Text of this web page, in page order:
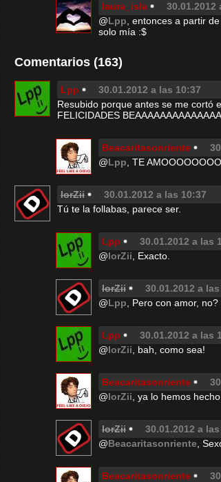
laura_isla 30.01.2012
@Lpp , entonces a partir
solo mía :$
Comentarios (163)
Lpp 30.01.2012 a las 10:37
Resubido porque antes se me cortó
FELICIDADES
Beacaritasonriente
@Lpp , TE
lorZii 30.01.2012 a las 10:37
Tú te la follabas, parece ser.
Lpp 30.01.2012 a las
@lorZii , Exacto.
lorZii 30.01.2012 a
@Lpp , Pero con amor, no?
Lpp 30.01.2012 a las
@lorZii , bah, como sea!
Beacaritasonriente
@lorZii , ya lo hemos
lorZii 30.01.2012 a
@Beacaritasonriente ,
Beacaritasonriente